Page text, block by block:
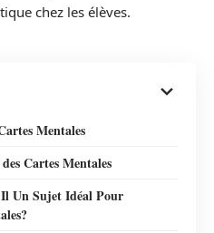
chez les élèves.
Mentales
Cartes Mentales
Un Sujet Idéal Pour